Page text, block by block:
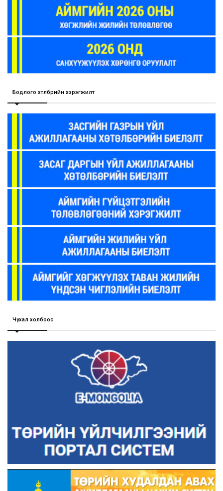
Бодлого хөтөлбөрийн хэрэгжилт
Чухал холбоос